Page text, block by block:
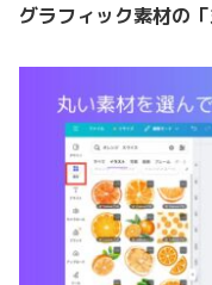
グラフィック素材の